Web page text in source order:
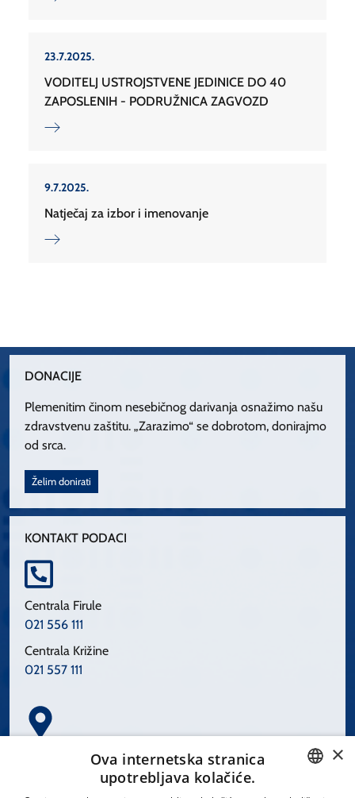
23.7.2025.
VODITELJ USTROJSTVENE JEDINICE DO 40
ZAPOSLENIH - PODRUŽNICA ZAGVOZD
9.7.2025.
Natječaj za izbor i imenovanje
DONACIJE
Plemenitim činom nesebičnog darivanja osnažimo našu
zdravstvenu zaštitu. „Zarazimo“ se dobrotom, donirajmo
od srca.
Želim donirati
KONTAKT PODACI
Centrala Firule
021 556 111
Centrala Križine
021 557 111
Spinčićeva 1, 21000 Split
×
Ova internetska stranica
upotrebljava kolačiće.